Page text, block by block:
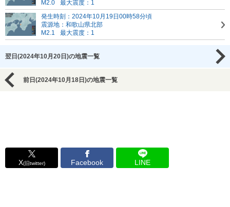
M2.0
最大震度：1
発生時刻：2024年10月19日00時58分頃
震源地：和歌山県北部
M2.1
最大震度：1
翌日(2024年10月20日)の地震一覧
前日(2024年10月18日)の地震一覧
X(旧twitter) Facebook LINE